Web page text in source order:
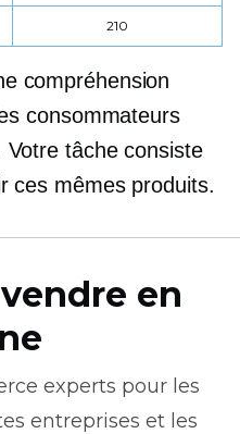
210
compréhension
consommateurs
tâche consiste
ces mêmes produits.
en
experts pour les
entreprises et les